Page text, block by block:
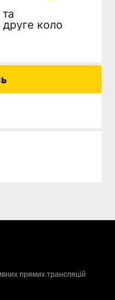
коло
прямих трансляцій